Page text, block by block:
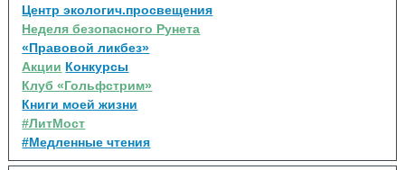
Центр экологич.просвещения
Неделя безопасного Рунета
«Правовой ликбез»
Акции Конкурсы
Клуб «Гольфстрим»
Книги моей жизни
#ЛитМост
#Медленные чтения